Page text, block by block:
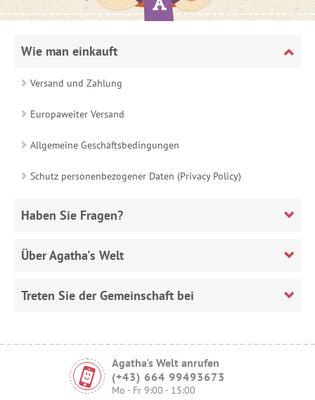
Wie man einkauft
Versand und Zahlung
Europaweiter Versand
Allgemeine Geschäftsbedingungen
Schutz personenbezogener Daten (Privacy Policy)
Haben Sie Fragen?
Über Agatha's Welt
Treten Sie der Gemeinschaft bei
Agatha's Welt anrufen
(+43) 664 99493673
Mo - Fr 9:00 - 15:00